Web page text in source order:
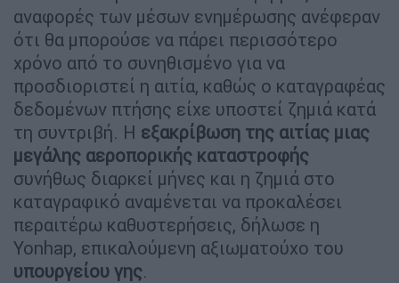
αναφορές των μέσων ενημέρωσης ανέφεραν
ότι θα μπορούσε να πάρει περισσότερο
χρόνο από το συνηθισμένο για να
προσδιοριστεί η αιτία, καθώς ο καταγραφέας
δεδομένων πτήσης είχε υποστεί ζημιά κατά
τη συντριβή. Η εξακρίβωση της αιτίας μιας
μεγάλης αεροπορικής καταστροφής
συνήθως διαρκεί μήνες και η ζημιά στο
καταγραφικό αναμένεται να προκαλέσει
περαιτέρω καθυστερήσεις, δήλωσε η
Yonhap, επικαλούμενη αξιωματούχο του
υπουργείου γης.